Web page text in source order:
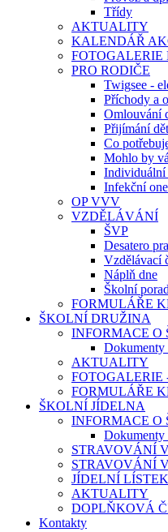
Třídy
AKTUALITY
KALENDÁŘ
FOTOGALERIE
PRO RODIČE
Twigsee -
Příchody a
Omlouvání
Přijímání
Co
Mohlo by
Individuální
Infekční
OP VVV
VZDĚLÁVÁNÍ
ŠVP
Desatero
Vzdělávací
Náplň dne
Školní
FORMULÁŘE
ŠKOLNÍ DRUŽINA
INFORMACE O
Dokumenty
AKTUALITY
FOTOGALERIE
FORMULÁŘE
ŠKOLNÍ JÍDELNA
INFORMACE O
Dokumenty
STRAVOVÁNÍ
STRAVOVÁNÍ
JÍDELNÍ LÍSTEK
AKTUALITY
DOPLŇKOVÁ
Kontakty